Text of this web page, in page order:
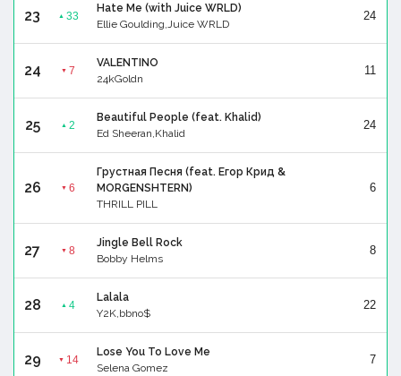
23 ▲ 33
Hate Me (with Juice WRLD)
Ellie Goulding,Juice WRLD
24
24 ▼ 7
VALENTINO
24kGoldn
11
25 ▲ 2
Beautiful People (feat. Khalid)
Ed Sheeran,Khalid
24
26 ▼ 6
Грустная Песня (feat. Егор Крид &
MORGENSHTERN)
THRILL PILL
6
27 ▼ 8
Jingle Bell Rock
Bobby Helms
8
28 ▲ 4
Lalala
Y2K,bbno$
22
29 ▼ 14
Lose You To Love Me
Selena Gomez
7